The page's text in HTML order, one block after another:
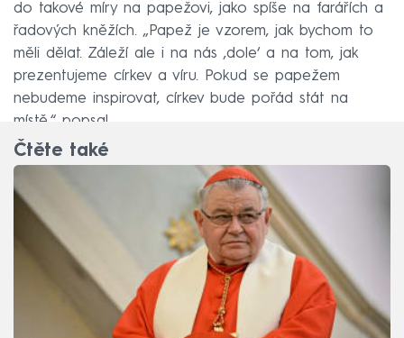
do takové míry na papežovi, jako spíše na farářích a
řadových kněžích. „Papež je vzorem, jak bychom to
měli dělat. Záleží ale i na nás ‚dole‘ a na tom, jak
prezentujeme církev a víru. Pokud se papežem
nebudeme inspirovat, církev bude pořád stát na
místě,“ popsal.
Čtěte také